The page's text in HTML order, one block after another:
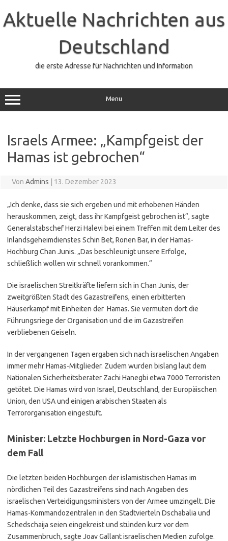
springen
Aktuelle Nachrichten aus
Deutschland
die erste Adresse für Nachrichten und Information
Menu
Israels Armee: „Kampfgeist der
Hamas ist gebrochen“
Von Admins 13. Dezember 2023
„Ich denke, dass sie sich ergeben und mit erhobenen Händen
herauskommen, zeigt, dass ihr Kampfgeist gebrochen ist“, sagte
Generalstabschef Herzi Halevi bei einem Treffen mit dem Leiter des
Inlandsgeheimdienstes Schin Bet, Ronen Bar, in der Hamas-
Hochburg Chan Junis. „Das beschleunigt unsere Erfolge,
schließlich wollen wir schnell vorankommen.“
Die israelischen Streitkräfte liefern sich in Chan Junis, der
zweitgrößten Stadt des Gazastreifens, einen erbitterten
Häuserkampf mit Einheiten der Hamas. Sie vermuten dort die
Führungsriege der Organisation und die im Gazastreifen
verbliebenen Geiseln.
In der vergangenen Tagen ergaben sich nach israelischen Angaben
immer mehr Hamas-Mitglieder. Zudem wurden bislang laut dem
Nationalen Sicherheitsberater Zachi Hanegbi etwa 7000 Terroristen
getötet. Die Hamas wird von Israel, Deutschland, der Europäischen
Union, den USA und einigen arabischen Staaten als
Terrororganisation eingestuft.
Minister: Letzte Hochburgen in Nord-Gaza vor
dem Fall
Die letzten beiden Hochburgen der islamistischen Hamas im
nördlichen Teil des Gazastreifens sind nach Angaben des
israelischen Verteidigungsministers von der Armee umzingelt. Die
Hamas-Kommandozentralen in den Stadtvierteln Dschabalia und
Schedschaija seien eingekreist und stünden kurz vor dem
Zusammenbruch, sagte Joav Gallant israelischen Medien zufolge.